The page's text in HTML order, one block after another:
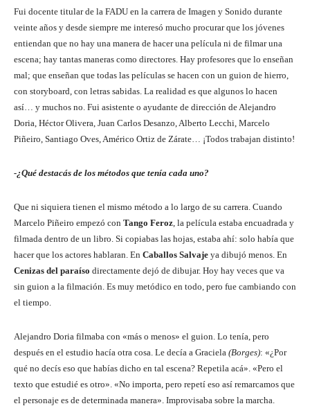
Fui docente titular de la FADU en la carrera de Imagen y Sonido durante
veinte años y desde siempre me interesó mucho procurar que los jóvenes
entiendan que no hay una manera de hacer una película ni de filmar una
escena; hay tantas maneras como directores. Hay profesores que lo enseñan
mal; que enseñan que todas las películas se hacen con un guion de hierro,
con storyboard, con letras sabidas. La realidad es que algunos lo hacen
así… y muchos no. Fui asistente o ayudante de dirección de Alejandro
Doria, Héctor Olivera, Juan Carlos Desanzo, Alberto Lecchi, Marcelo
Piñeiro, Santiago Oves, Américo Ortiz de Zárate… ¡Todos trabajan distinto!
-¿Qué destacás de los métodos que tenía cada uno?
Que ni siquiera tienen el mismo método a lo largo de su carrera. Cuando
Marcelo Piñeiro empezó con Tango Feroz , la película estaba encuadrada y
filmada dentro de un libro. Si copiabas las hojas, estaba ahí: solo había que
hacer que los actores hablaran. En Caballos Salvaje ya dibujó menos. En
Cenizas del paraíso directamente dejó de dibujar. Hoy hay veces que va
sin guion a la filmación. Es muy metódico en todo, pero fue cambiando con
el tiempo.
Alejandro Doria filmaba con «más o menos» el guion. Lo tenía, pero
después en el estudio hacía otra cosa. Le decía a Graciela (Borges): «¿Por
qué no decís eso que habías dicho en tal escena? Repetila acá». «Pero el
texto que estudié es otro». «No importa, pero repetí eso así remarcamos que
el personaje es de determinada manera». Improvisaba sobre la marcha.